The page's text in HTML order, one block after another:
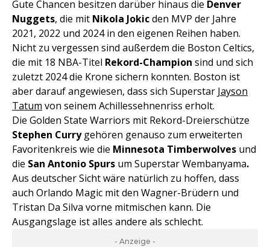
Gute Chancen besitzen darüber hinaus die Denver
Nuggets, die mit Nikola Jokicden MVP der Jahre
2021, 2022 und 2024 in den eigenen Reihen haben.
Nicht zu vergessen sind außerdem die Boston Celtics,
die mit 18 NBA-Titel Rekord-Champion sind und sich
zuletzt 2024 die Krone sichern konnten. Boston ist
aber darauf angewiesen, dass sich Superstar Jayson
Tatum von seinem Achillessehnenriss erholt.
Die Golden State Warriors mit Rekord-Dreierschütze
Stephen Currygehören genauso zum erweiterten
Favoritenkreis wie die Minnesota Timberwolves und
die San Antonio Spurs um Superstar Wembanyama.
Aus deutscher Sicht wäre natürlich zu hoffen, dass
auch Orlando Magic mit den Wagner-Brüdern und
Tristan Da Silva vorne mitmischen kann. Die
Ausgangslage ist alles andere als schlecht.
- Anzeige -